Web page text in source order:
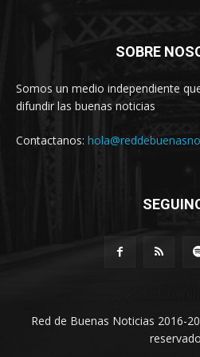
SOBRE
Somos un medio independiente
difundir las buenas noticias
Contactanos:
Red de Buenas Noticias 2016-